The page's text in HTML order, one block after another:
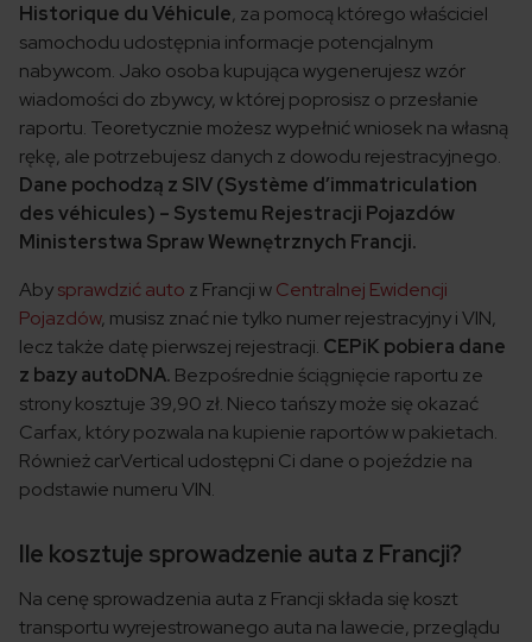
Historique du Véhicule, za pomocą którego właściciel
samochodu udostępnia informacje potencjalnym
nabywcom. Jako osoba kupująca wygenerujesz wzór
wiadomości do zbywcy, w której poprosisz o przesłanie
raportu. Teoretycznie możesz wypełnić wniosek na własną
rękę, ale potrzebujesz danych z dowodu rejestracyjnego.
Dane pochodzą z SIV (Système d’immatriculation
des véhicules) – Systemu Rejestracji Pojazdów
Ministerstwa Spraw Wewnętrznych Francji.
Abysprawdzić auto z Francji wCentralnej Ewidencji
Pojazdów, musisz znać nie tylko numer rejestracyjny i VIN,
lecz także datę pierwszej rejestracji. CEPiK pobiera dane
z bazy autoDNA. Bezpośrednie ściągnięcie raportu ze
strony kosztuje 39,90 zł. Nieco tańszy może się okazać
Carfax, który pozwala na kupienie raportów w pakietach.
Również carVertical udostępni Ci dane o pojeździe na
podstawie numeru VIN.
Ile kosztuje sprowadzenie auta z Francji?
Na cenę sprowadzenia auta z Francji składa się koszt
transportu wyrejestrowanego auta na lawecie, przeglądu